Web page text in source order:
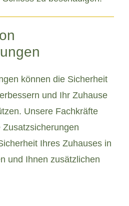
können die Sicherheit
und Ihr Zuhause
Unsere Fachkräfte
Ihres Zuhauses in
und Ihnen zusätzlichen